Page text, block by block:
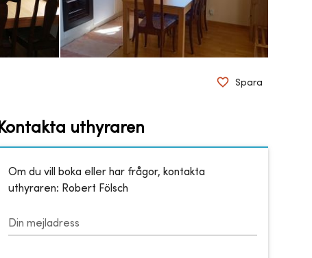
Spara
Kontakta uthyraren
Om du vill boka eller har frågor, kontakta
uthyraren: Robert Fölsch
Din mejladress